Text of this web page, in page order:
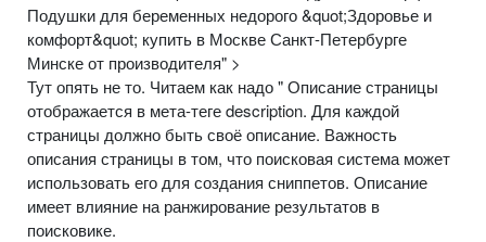
Подушки для беременных недорого &quot;Здоровье и
комфорт&quot; купить в Москве Санкт-Петербурге
Минске от производителя" >
Тут опять не то. Читаем как надо " Описание страницы
отображается в мета-теге description. Для каждой
страницы должно быть своё описание. Важность
описания страницы в том, что поисковая система может
использовать его для создания сниппетов. Описание
имеет влияние на ранжирование результатов в
поисковике.